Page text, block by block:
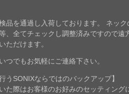
品を通過し入荷しております。 ネック
、全てチェックし調整済みですので遠
ただけます。
つでもお気軽にご連絡下さい。
うSONIXならではのバックアップ】
た際はお客様のお好みのセッティング